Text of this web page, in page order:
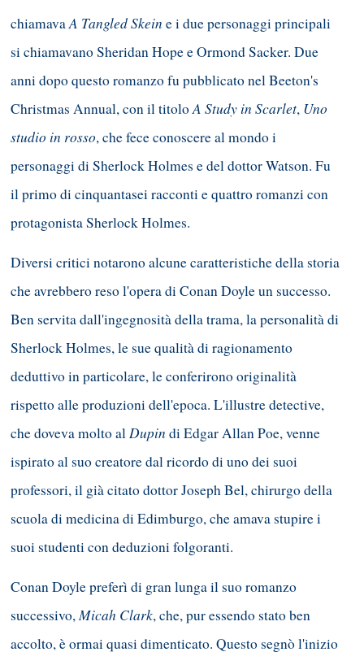
chiamavaA Tangled Skein e i due personaggi principali
si chiamavano Sheridan Hope e Ormond Sacker. Due
anni dopo questo romanzo fu pubblicato nel Beeton's
Christmas Annual, con il titoloA Study in Scarlet, Uno
studio in rosso, che fece conoscere al mondo i
personaggi di Sherlock Holmes e del dottor Watson. Fu
il primo di cinquantasei racconti e quattro romanzi con
protagonista Sherlock Holmes.
Diversi critici notarono alcune caratteristiche della storia
che avrebbero reso l'opera di Conan Doyle un successo.
Ben servita dall'ingegnosità della trama, la personalità di
Sherlock Holmes, le sue qualità di ragionamento
deduttivo in particolare, le conferirono originalità
rispetto alle produzioni dell'epoca. L'illustre detective,
che doveva molto al Dupin di Edgar Allan Poe, venne
ispirato al suo creatore dal ricordo di uno dei suoi
professori, il già citato dottor Joseph Bel, chirurgo della
scuola di medicina di Edimburgo, che amava stupire i
suoi studenti con deduzioni folgoranti.
Conan Doyle preferì di gran lunga il suo romanzo
successivo, Micah Clark, che, pur essendo stato ben
accolto, è ormai quasi dimenticato. Questo segnò l'inizio